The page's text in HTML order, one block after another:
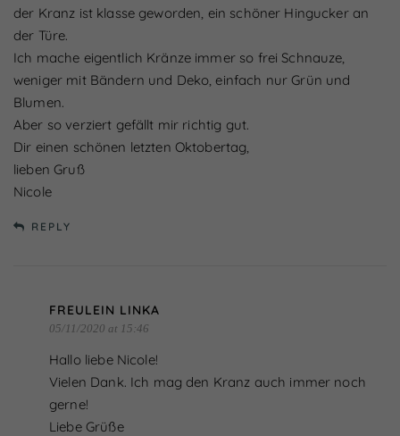
der Kranz ist klasse geworden, ein schöner Hingucker an
der Türe.
Ich mache eigentlich Kränze immer so frei Schnauze,
weniger mit Bändern und Deko, einfach nur Grün und
Blumen.
Aber so verziert gefällt mir richtig gut.
Dir einen schönen letzten Oktobertag,
lieben Gruß
Nicole
REPLY
FREULEIN LINKA
05/11/2020 at 15:46
Hallo liebe Nicole!
Vielen Dank. Ich mag den Kranz auch immer noch
gerne!
Liebe Grüße